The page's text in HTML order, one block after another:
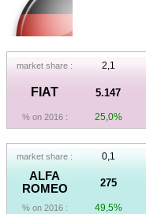
market share : 2,1
FIAT 5.147
% on 2016 : 25,0%
market share : 0,1
ALFA
ROMEO
275
% on 2016 : 49,5%